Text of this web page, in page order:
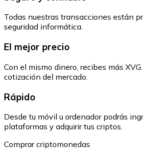
Todas nuestras transacciones están
seguridad informática.
El mejor precio
Con el mismo dinero, recibes más
cotización del mercado.
Rápido
Desde tu móvil u ordenador podrás
plataformas y adquirir tus criptos.
Comprar criptomonedas